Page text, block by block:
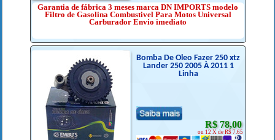
Garantia de fábrica 3 meses marca DN IMPORTS modelo
Filtro de Gasolina Combustivel Para Motos Universal
Carburador Envio imediato
Bomba De Óleo Fazer 250 xtz
Lander 250 2005 À 2011 1
Linha
R$ 78,00
ou 12 X de R$ 7.65